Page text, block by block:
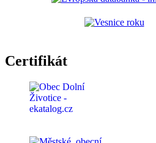
Certifikát